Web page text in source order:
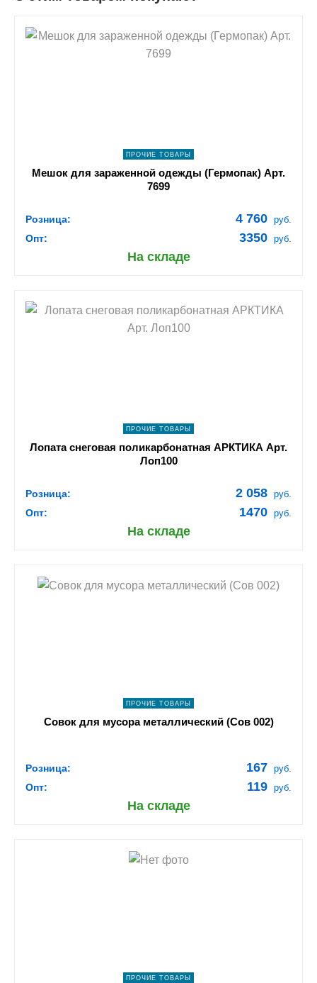
shopping_cart В КОРЗИНУ
ПРОЧИЕ ТОВАРЫ
Мешок для зараженной одежды (Гермопак) Арт.
7699
Розница: 4 760 руб.
Опт: 3350 руб.
На складе
shopping_cart В КОРЗИНУ
ПРОЧИЕ ТОВАРЫ
Лопата снеговая поликарбонатная АРКТИКА Арт.
Лоп100
Розница: 2 058 руб.
Опт: 1470 руб.
На складе
shopping_cart В КОРЗИНУ
ПРОЧИЕ ТОВАРЫ
Совок для мусора металлический (Сов 002)
Розница: 167 руб.
Опт: 119 руб.
На складе
shopping_cart В КОРЗИНУ
ПРОЧИЕ ТОВАРЫ